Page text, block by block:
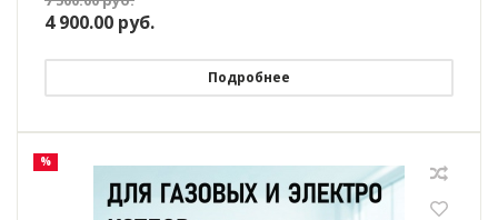
4 900.00 руб.
Подробнее
%